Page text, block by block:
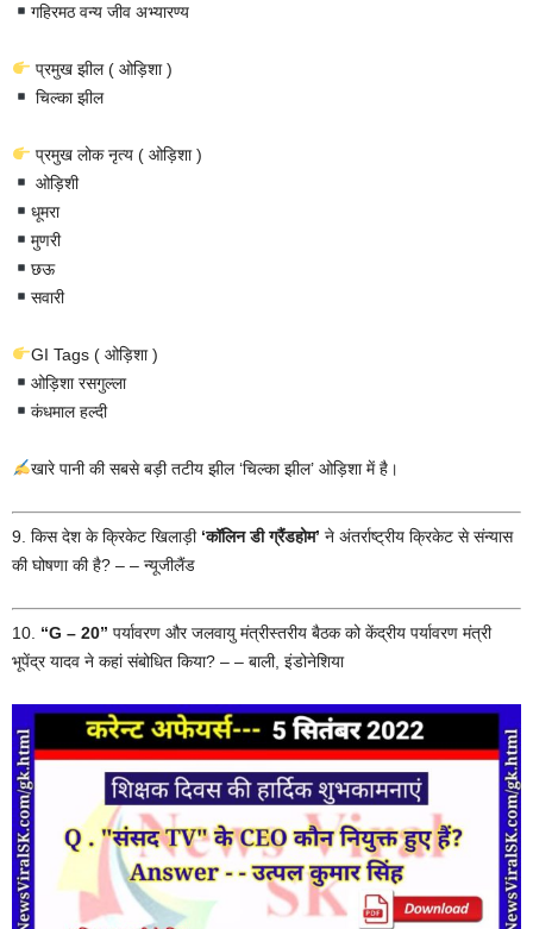
गहिरमठ वन्य जीव अभ्यारण्य
प्रमुख झील ( ओड़िशा )
चिल्का झील
प्रमुख लोक नृत्य ( ओड़िशा )
ओड़िशी
धूमरा
मुणरी
छऊ
सवारी
GI Tags ( ओड़िशा )
ओड़िशा रसगुल्ला
कंधमाल हल्दी
खारे पानी की सबसे बड़ी तटीय झील ‘चिल्का झील’ ओड़िशा में है।
9. किस देश के क्रिकेट खिलाड़ी ‘कॉलिन डी ग्रैंडहोम’ ने अंतर्राष्ट्रीय क्रिकेट से संन्यास
की घोषणा की है? – – न्यूजीलैंड
10. “G – 20” पर्यावरण और जलवायु मंत्रीस्तरीय बैठक को केंद्रीय पर्यावरण मंत्री
भूपेंद्र यादव ने कहां संबोधित किया? – – बाली, इंडोनेशिया